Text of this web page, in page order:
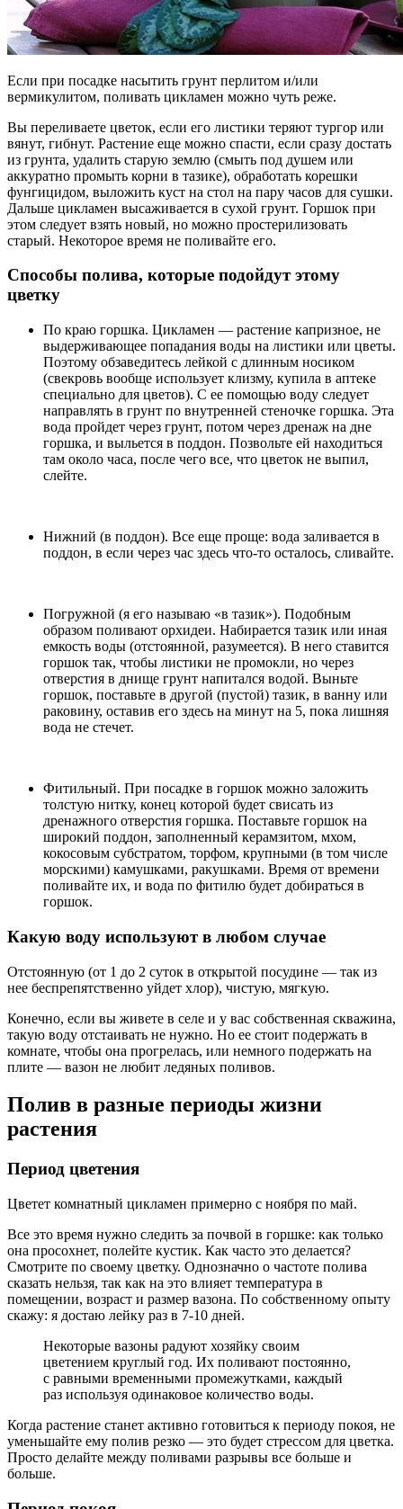
Если при посадке насытить грунт перлитом и/или
вермикулитом, поливать цикламен можно чуть реже.
Вы переливаете цветок, если его листики теряют тургор или
вянут, гибнут. Растение еще можно спасти, если сразу достать
из грунта, удалить старую землю (смыть под душем или
аккуратно промыть корни в тазике), обработать корешки
фунгицидом, выложить куст на стол на пару часов для сушки.
Дальше цикламен высаживается в сухой грунт. Горшок при
этом следует взять новый, но можно простерилизовать
старый. Некоторое время не поливайте его.
Способы полива, которые подойдут этому
цветку
По краю горшка. Цикламен — растение капризное, не
выдерживающее попадания воды на листики или цветы.
Поэтому обзаведитесь лейкой с длинным носиком
(свекровь вообще использует клизму, купила в аптеке
специально для цветов). С ее помощью воду следует
направлять в грунт по внутренней стеночке горшка. Эта
вода пройдет через грунт, потом через дренаж на дне
горшка, и выльется в поддон. Позвольте ей находиться
там около часа, после чего все, что цветок не выпил,
слейте.
Нижний (в поддон). Все еще проще: вода заливается в
поддон, в если через час здесь что-то осталось, сливайте.
Погружной (я его называю «в тазик»). Подобным
образом поливают орхидеи. Набирается тазик или иная
емкость воды (отстоянной, разумеется). В него ставится
горшок так, чтобы листики не промокли, но через
отверстия в днище грунт напитался водой. Выньте
горшок, поставьте в другой (пустой) тазик, в ванну или
раковину, оставив его здесь на минут на 5, пока лишняя
вода не стечет.
Фитильный. При посадке в горшок можно заложить
толстую нитку, конец которой будет свисать из
дренажного отверстия горшка. Поставьте горшок на
широкий поддон, заполненный керамзитом, мхом,
кокосовым субстратом, торфом, крупными (в том числе
морскими) камушками, ракушками. Время от времени
поливайте их, и вода по фитилю будет добираться в
горшок.
Какую воду используют в любом случае
Отстоянную (от 1 до 2 суток в открытой посудине — так из
нее беспрепятственно уйдет хлор), чистую, мягкую.
Конечно, если вы живете в селе и у вас собственная скважина,
такую воду отстаивать не нужно. Но ее стоит подержать в
комнате, чтобы она прогрелась, или немного подержать на
плите — вазон не любит ледяных поливов.
Полив в разные периоды жизни
растения
Период цветения
Цветет комнатный цикламен примерно с ноября по май.
Все это время нужно следить за почвой в горшке: как только
она просохнет, полейте кустик. Как часто это делается?
Смотрите по своему цветку. Однозначно о частоте полива
сказать нельзя, так как на это влияет температура в
помещении, возраст и размер вазона. По собственному опыту
скажу: я достаю лейку раз в 7-10 дней.
Некоторые вазоны радуют хозяйку своим
цветением круглый год. Их поливают постоянно,
с равными временными промежутками, каждый
раз используя одинаковое количество воды.
Когда растение станет активно готовиться к периоду покоя, не
уменьшайте ему полив резко — это будет стрессом для цветка.
Просто делайте между поливами разрывы все больше и
больше.